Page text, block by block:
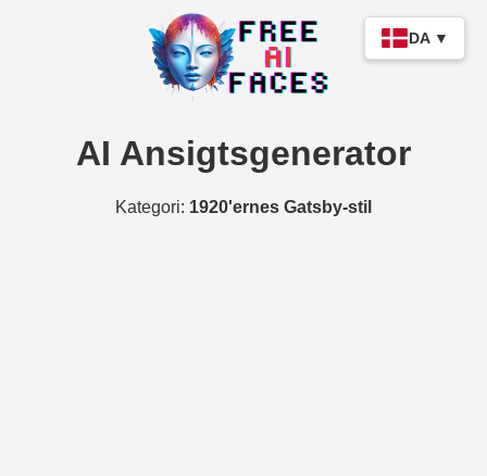
DA ▼
AI Ansigtsgenerator
Kategori: 1920'ernes Gatsby-stil